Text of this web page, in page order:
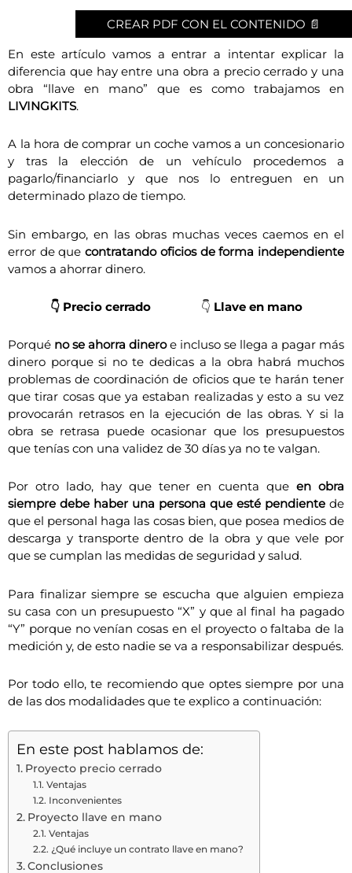
CREAR PDF CON EL CONTENIDO 📄
En este artículo vamos a entrar a intentar explicar la
diferencia que hay entre una obra a precio cerrado y una
obra “llave en mano” que es como trabajamos en
LIVINGKITS.
A la hora de comprar un coche vamos a un concesionario
y tras la elección de un vehículo procedemos a
pagarlo/financiarlo y que nos lo entreguen en un
determinado plazo de tiempo.
Sin embargo, en las obras muchas veces caemos en el
error de quecontratando oficios de forma independiente
vamos a ahorrar dinero.
👇 Precio cerrado👇 Llave en mano
Porqué no se ahorra dineroe incluso se llega a pagar más
dinero porque si no te dedicas a la obra habrá muchos
problemas de coordinación de oficios que te harán tener
que tirar cosas que ya estaban realizadas y esto a su vez
provocarán retrasos en la ejecución de las obras. Y si la
obra se retrasa puede ocasionar que los presupuestos
que tenías con una validez de 30 días ya no te valgan.
Por otro lado, hay que tener en cuenta queen obra
siempre debe haber una persona que esté pendiente de
que el personal haga las cosas bien, que posea medios de
descarga y transporte dentro de la obra y que vele por
que se cumplan las medidas de seguridad y salud.
Para finalizar siempre se escucha que alguien empieza
su casa con un presupuesto “X” y que al final ha pagado
“Y” porque no venían cosas en el proyecto o faltaba de la
medición y, de esto nadie se va a responsabilizar después.
Por todo ello, te recomiendo que optes siempre por una
de las dos modalidades que te explico a continuación:
En este post hablamos de:
Proyecto precio cerrado
Ventajas
Inconvenientes
Proyecto llave en mano
Ventajas
¿Qué incluye un contrato llave en mano?
Conclusiones